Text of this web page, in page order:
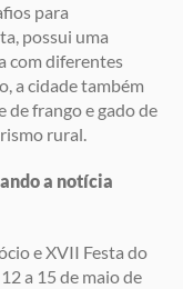
para
possui uma
com diferentes
a cidade também
de frango e gado de
rural.
a notícia
e XVII Festa do
a 15 de maio de